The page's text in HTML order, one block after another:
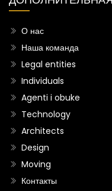
О нас
Наша команда
Legal entities
Individuals
Agenti i obuke
Technology
Architects
Design
Moving
Контакты